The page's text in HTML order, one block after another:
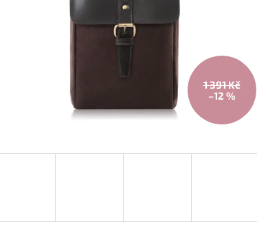
1 391 Kč
–12 %